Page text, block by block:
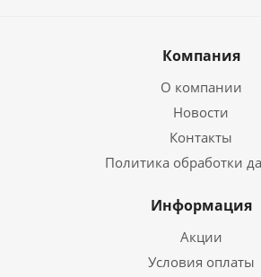
Компания
О компании
Новости
Контакты
Политика обработки
Информация
Акции
Условия оплаты